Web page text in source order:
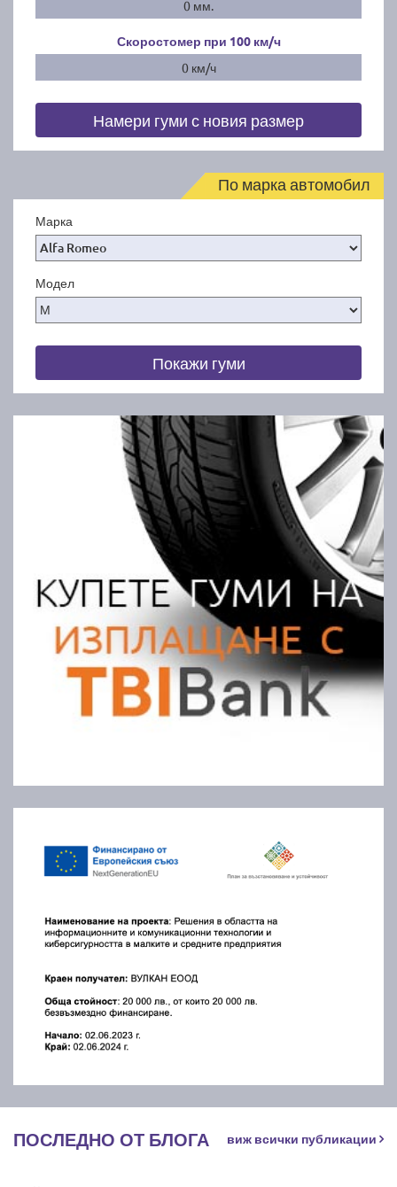
0 мм.
Скоростомер при 100 км/ч
0 км/ч
Намери гуми с новия размер
По марка автомобил
Марка
Модел
Покажи гуми
ПОСЛЕДНО ОТ БЛОГА виж всички публикации